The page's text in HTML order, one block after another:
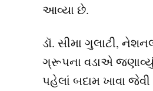
આવ્યા છે.
ડૉ. સીમા ગુલાટી,
ગ્રૂપના વડાએ જણાવ્યું
પહેલાં બદામ ખાવા